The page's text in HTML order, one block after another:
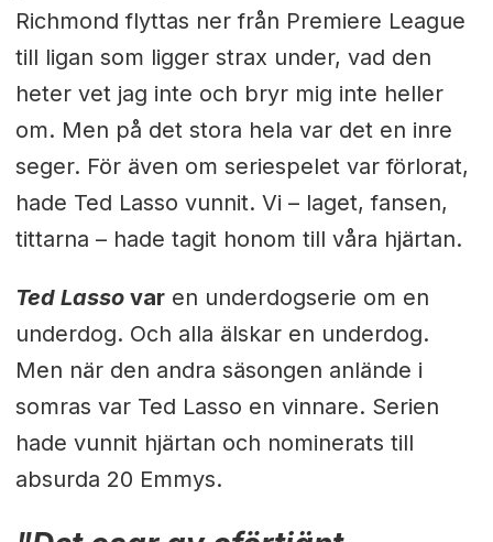
Richmond flyttas ner från Premiere League
till ligan som ligger strax under, vad den
heter vet jag inte och bryr mig inte heller
om. Men på det stora hela var det en inre
seger. För även om seriespelet var förlorat,
hade Ted Lasso vunnit. Vi – laget, fansen,
tittarna – hade tagit honom till våra hjärtan.
Ted Lassovaren underdogserie om en
underdog. Och alla älskar en underdog.
Men när den andra säsongen anlände i
somras var Ted Lasso en vinnare. Serien
hade vunnit hjärtan och nominerats till
absurda 20 Emmys.